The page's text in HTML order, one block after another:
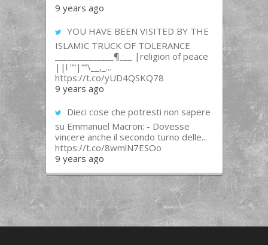
9 years ago
YOU HAVE BEEN VISITED BY THE
ISLAMIC TRUCK OF TOLERANCE
______________¶___ |religion of peace
||l “”|””\__,_...
https://t.co/yUD4QSKQ78
9 years ago
Dieci cose che potresti non sapere
su Emmanuel Macron: - Dovesse
vincere anche il secondo turno delle...
https://t.co/8wmlN7ESOo
9 years ago